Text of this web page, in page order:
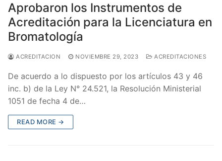
Aprobaron los Instrumentos de
Acreditación para la Licenciatura en
Bromatología
ACREDITACION NOVIEMBRE 29, 2023 ACREDITACIONES
De acuerdo a lo dispuesto por los artículos 43 y 46
inc. b) de la Ley N° 24.521, la Resolución Ministerial
1051 de fecha 4 de…
READ MORE →